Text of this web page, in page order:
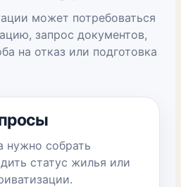
может потребоваться
запрос документов,
на отказ или подготовка
нужно собрать
статус жилья или